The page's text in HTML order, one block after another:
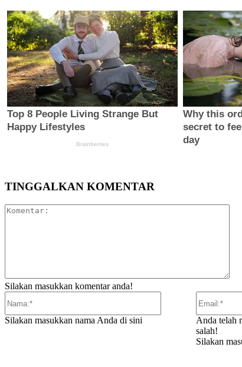
TINGGALKAN KOMENTAR
Silakan masukkan komentar anda!
Silakan masukkan nama Anda di sini
Anda telah
salah!
Silakan